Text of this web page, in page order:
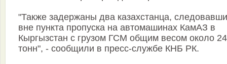
"Также задержаны два казахстанца,
вне пункта пропуска на автомашинах КамАЗ в
Кыргызстан с грузом ГСМ общим весом около 24
тонн", - сообщили в пресс-службе КНБ РК.